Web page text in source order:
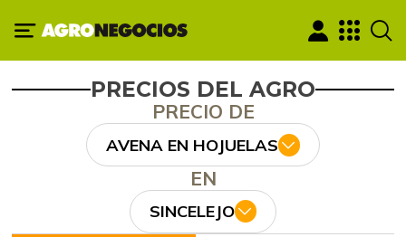
PRECIOS DEL AGRO
PRECIO DE
AVENA EN HOJUELAS
EN
SINCELEJO